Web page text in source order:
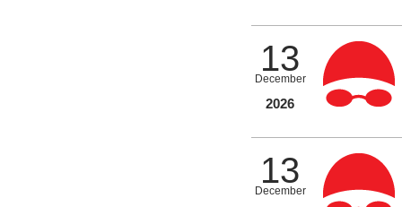
13
December
2026
13
December